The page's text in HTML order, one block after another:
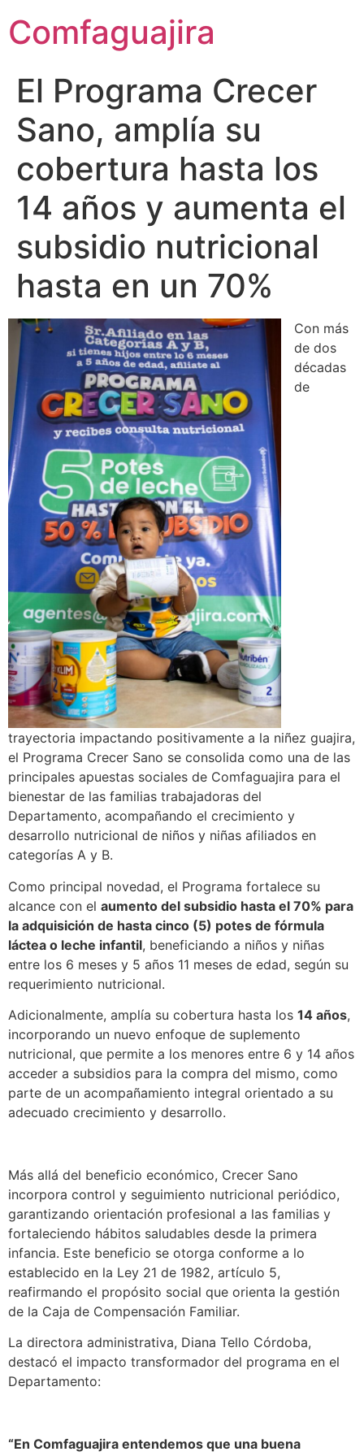
Comfaguajira
El Programa Crecer
Sano, amplía su
cobertura hasta los
14 años y aumenta el
subsidio nutricional
hasta en un 70%
Con más
de dos
décadas
de
trayectoria impactando positivamente a la niñez guajira,
el Programa Crecer Sano se consolida como una de las
principales apuestas sociales de Comfaguajira para el
bienestar de las familias trabajadoras del
Departamento, acompañando el crecimiento y
desarrollo nutricional de niños y niñas afiliados en
categorías A y B.
Como principal novedad, el Programa fortalece su
alcance con el aumento del subsidio hasta el 70% para
la adquisición de hasta cinco (5) potes de fórmula
láctea o leche infantil, beneficiando a niños y niñas
entre los 6 meses y 5 años 11 meses de edad, según su
requerimiento nutricional.
Adicionalmente, amplía su cobertura hasta los 14 años,
incorporando un nuevo enfoque de suplemento
nutricional, que permite a los menores entre 6 y 14 años
acceder a subsidios para la compra del mismo, como
parte de un acompañamiento integral orientado a su
adecuado crecimiento y desarrollo.
Más allá del beneficio económico, Crecer Sano
incorpora control y seguimiento nutricional periódico,
garantizando orientación profesional a las familias y
fortaleciendo hábitos saludables desde la primera
infancia. Este beneficio se otorga conforme a lo
establecido en la Ley 21 de 1982, artículo 5,
reafirmando el propósito social que orienta la gestión
de la Caja de Compensación Familiar.
La directora administrativa, Diana Tello Córdoba,
destacó el impacto transformador del programa en el
Departamento:
“En Comfaguajira entendemos que una buena